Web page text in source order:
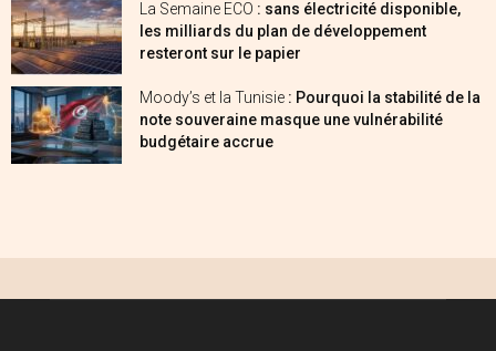
La Semaine ECO : sans électricité disponible,
les milliards du plan de développement
resteront sur le papier
Moody’s et la Tunisie : Pourquoi la stabilité de la
note souveraine masque une vulnérabilité
budgétaire accrue